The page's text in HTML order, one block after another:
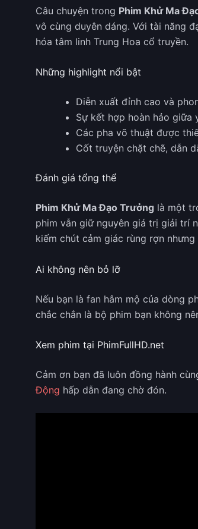
Câu chuyện trong Phim Khử Ma
vô cùng duyên dáng. Với tài năng
hóa tâm linh Trung Hoa cổ truyền.
Những highlight nổi bật
Diễn xuất đỉnh cao và
Sự kết hợp hoàn hảo giữa
Các pha võ thuật được
Cốt truyện chặt chẽ, dẫn
Đánh giá tổng thể
Phim Khử Ma Đạo Trưởng là một
phim vẫn giữ nguyên giá trị giải trí
kiếm chút cảm giác rùng rợn
Ai không nên bỏ lỡ
Nếu bạn là fan hâm mộ của dòng
chắc chắn là bộ phim bạn không
Xem phim tại PhimFullHD.net
Cảm ơn bạn đã luôn đồng hành
Động hấp dẫn đang chờ đón.